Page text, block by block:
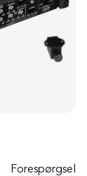
Forespørgsel